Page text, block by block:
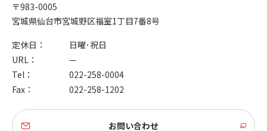
〒983-0005
宮城県仙台市宮城野区福室1丁目7番8号
定休日：
日曜･祝日
URL：
—
Tel：
022-258-0004
Fax：
022-258-1202
お問い合わせ